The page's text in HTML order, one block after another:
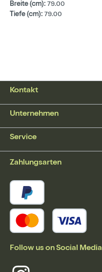
Breite (cm): 79.00
Tiefe (cm): 79.00
Kontakt
Unternehmen
Service
Zahlungsarten
Follow us on Social Media